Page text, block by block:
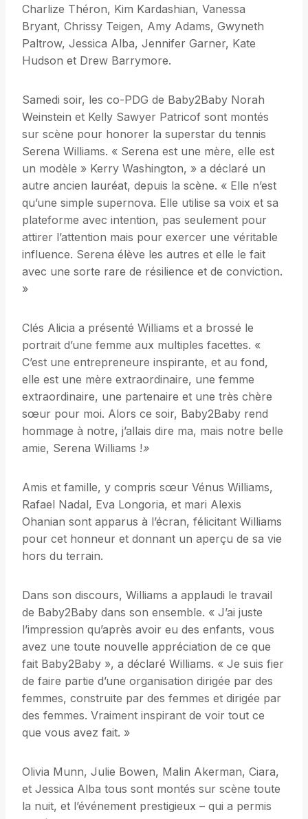
Charlize Théron, Kim Kardashian, Vanessa
Bryant, Chrissy Teigen, Amy Adams, Gwyneth
Paltrow, Jessica Alba, Jennifer Garner, Kate
Hudson et Drew Barrymore.
Samedi soir, les co-PDG de Baby2Baby Norah
Weinstein et Kelly Sawyer Patricof sont montés
sur scène pour honorer la superstar du tennis
Serena Williams. « Serena est une mère, elle est
un modèle » Kerry Washington, » a déclaré un
autre ancien lauréat, depuis la scène. « Elle n’est
qu’une simple supernova. Elle utilise sa voix et sa
plateforme avec intention, pas seulement pour
attirer l’attention mais pour exercer une véritable
influence. Serena élève les autres et elle le fait
avec une sorte rare de résilience et de conviction.
»
Clés Alicia a présenté Williams et a brossé le
portrait d’une femme aux multiples facettes. «
C’est une entrepreneure inspirante, et au fond,
elle est une mère extraordinaire, une femme
extraordinaire, une partenaire et une très chère
sœur pour moi. Alors ce soir, Baby2Baby rend
hommage à notre, j’allais dire ma, mais notre belle
amie, Serena Williams !»
Amis et famille, y compris sœur Vénus Williams,
Rafael Nadal, Eva Longoria, et mari Alexis
Ohanian sont apparus à l’écran, félicitant Williams
pour cet honneur et donnant un aperçu de sa vie
hors du terrain.
Dans son discours, Williams a applaudi le travail
de Baby2Baby dans son ensemble. « J’ai juste
l’impression qu’après avoir eu des enfants, vous
avez une toute nouvelle appréciation de ce que
fait Baby2Baby », a déclaré Williams. « Je suis fier
de faire partie d’une organisation dirigée par des
femmes, construite par des femmes et dirigée par
des femmes. Vraiment inspirant de voir tout ce
que vous avez fait. »
Olivia Munn, Julie Bowen, Malin Akerman, Ciara,
et Jessica Alba tous sont montés sur scène toute
la nuit, et l’événement prestigieux – qui a permis